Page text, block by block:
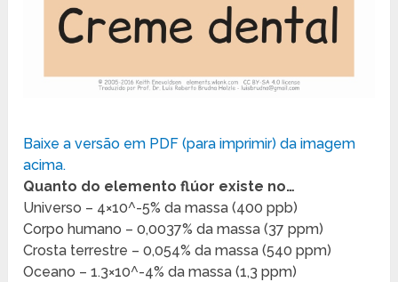
Baixe a versão em PDF (para imprimir) da imagem
acima.
Quanto do elemento flúor existe no…
Universo – 4×10^-5% da massa (400 ppb)
Corpo humano – 0,0037% da massa (37 ppm)
Crosta terrestre – 0,054% da massa (540 ppm)
Oceano – 1.3×10^-4% da massa (1,3 ppm)